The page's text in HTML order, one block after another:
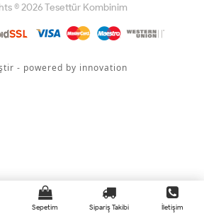
© 2026 Tesettür Kombinim
- powered by innovation
Sepetim Sipariş Takibi İletişim